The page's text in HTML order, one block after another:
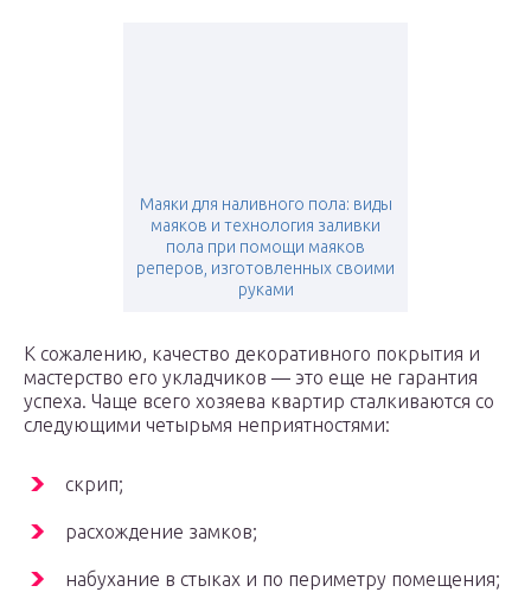
Маяки для наливного пола: виды
маяков и технология заливки
пола при помощи маяков
реперов, изготовленных своими
руками
К сожалению, качество декоративного покрытия и
мастерство его укладчиков — это еще не гарантия
успеха. Чаще всего хозяева квартир сталкиваются со
следующими четырьмя неприятностями:
скрип;
расхождение замков;
набухание в стыках и по периметру помещения;